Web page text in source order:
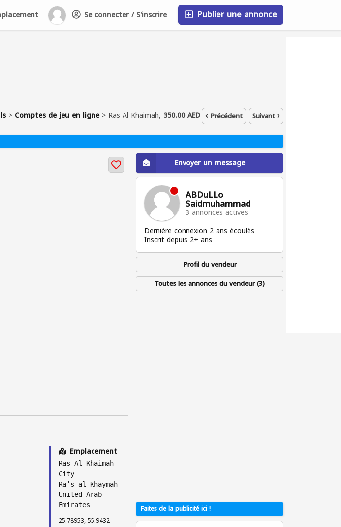
Publier une annonce
Se connecter / S'inscrire
Entreprises
Blog
FAQ
> Comptes de jeu en ligne > Ras Al Khaimah, 350.00 AED Précédent Suivant
Emplacement
Ras Al Khaimah
City
Raʼs al Khaymah
United Arab
Emirates
25.78953, 55.9432
Envoyer un message
ABDuLLo
Saidmuhammad
3 annonces actives
Dernière connexion 2 ans écoulés
Inscrit depuis 2+ ans
Profil du vendeur
Toutes les annonces du vendeur (3)
Faites de la publicité ici !